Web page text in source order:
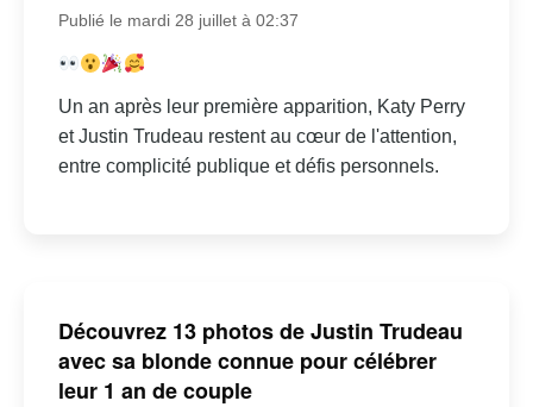
Publié le mardi 28 juillet à 02:37
Un an après leur première apparition, Katy Perry
et Justin Trudeau restent au cœur de l'attention,
entre complicité publique et défis personnels.
Découvrez 13 photos de Justin Trudeau
avec sa blonde connue pour célébrer
leur 1 an de couple